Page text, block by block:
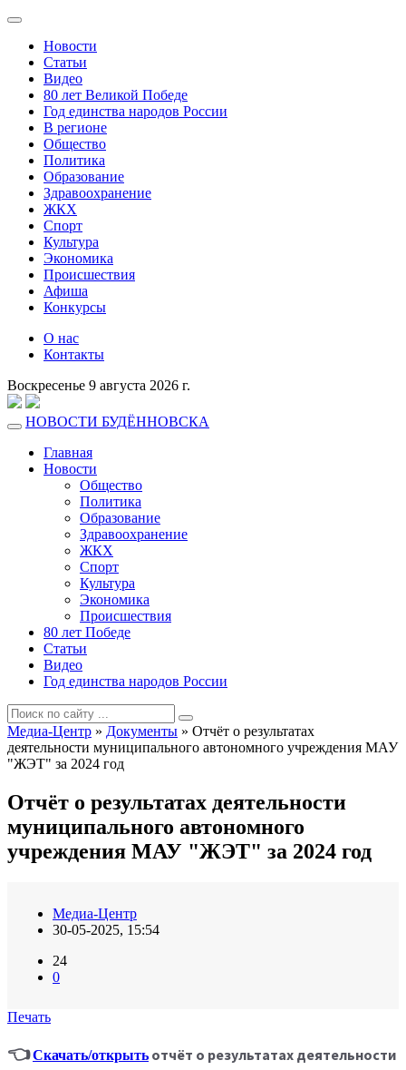
Новости
Статьи
Видео
80 лет Великой Победе
Год единства народов России
В регионе
Общество
Политика
Образование
Здравоохранение
ЖКХ
Спорт
Культура
Экономика
Происшествия
Афиша
Конкурсы
О нас
Контакты
Воскресенье 9 августа 2026 г.
НОВОСТИ БУДЁННОВСКА
Главная
Новости
Общество
Политика
Образование
Здравоохранение
ЖКХ
Спорт
Культура
Экономика
Происшествия
80 лет Победе
Статьи
Видео
Год единства народов России
Медиа-Центр » Документы » Отчёт о результатах
деятельности муниципального автономного учреждения МАУ
"ЖЭТ" за 2024 год
Отчёт о результатах деятельности
муниципального автономного
учреждения МАУ "ЖЭТ" за 2024 год
Медиа-Центр
30-05-2025, 15:54
24
0
Печать
👈Скачать/открыть отчёт о результатах деятельности